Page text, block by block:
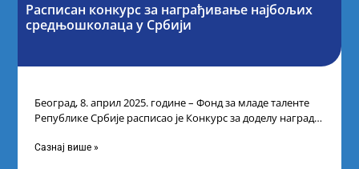
Расписан конкурс за награђивање најбољих
средњошколаца у Србији
Београд, 8. април 2025. године – Фонд за младе таленте
Републике Србије расписао је Конкурс за доделу награда
Сазнај више »